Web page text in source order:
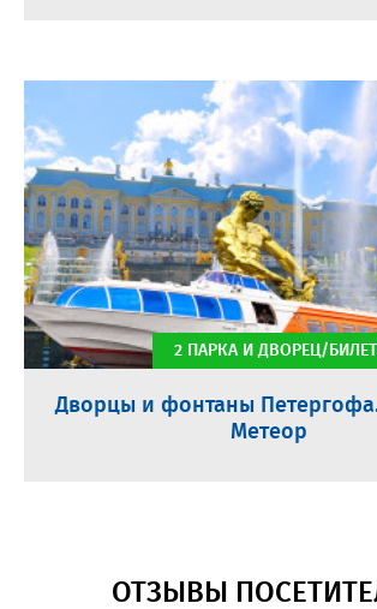
Дворцы и фонтаны Петергофа.
Метеор
2 ПАРКА И ДВОРЕЦ/
ОТЗЫВЫ